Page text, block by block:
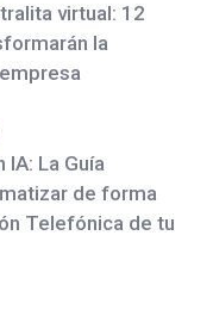
virtual: 12
la
IA: La Guía
de forma
Telefónica de tu